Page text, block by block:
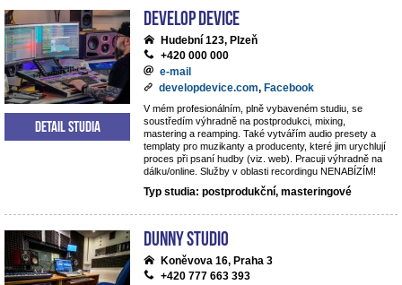
Develop Device
Hudební 123, Plzeň
+420 000 000
e-mail
developdevice.com, Facebook
V mém profesionálním, plně vybaveném studiu, se
soustředím výhradně na postprodukci, mixing,
mastering a reamping. Také vytvářím audio presety a
templaty pro muzikanty a producenty, které jim urychlují
proces při psaní hudby (viz. web). Pracuji výhradně na
dálku/online. Služby v oblasti recordingu NENABÍZÍM!
Typ studia: postprodukční, masteringové
Detail studia
Dunny studio
Koněvova 16, Praha 3
+420 777 663 393